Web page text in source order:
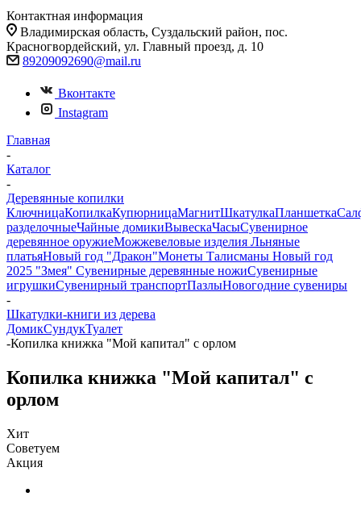
Контактная информация
Владимирская область, Суздальский район, пос.
Красногвордейский, ул. Главный проезд, д. 10
89209092690@mail.ru
Вконтакте
Instagram
Главная
-
Каталог
-
Деревянные копилки
КлючницаКопилкаКупюрницаМагнитШкатулкаПланшетка
разделочныеЧайные домикиВывескаЧасыСувенирное
деревянное оружиеМожжевеловые изделия Льняные
платьяНовый год "Дракон"Монеты Талисманы Новый год
2025 "Змея" Сувенирные деревянные ножиСувенирные
игрушкиСувенирный транспортПазлыНовогодние сувениры
-
Шкатулки-книги из дерева
ДомикСундукТуалет
-Копилка книжка "Мой капитал" с орлом
Копилка книжка "Мой капитал" с
орлом
Хит
Советуем
Акция